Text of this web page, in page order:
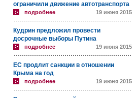
ограничили движение автотранспорта
подробнее 19 июня 2015
Кудрин предложил провести
досрочные выборы Путина
подробнее 19 июня 2015
ЕС продлит санкции в отношении
Крыма на год
подробнее 19 июня 2015